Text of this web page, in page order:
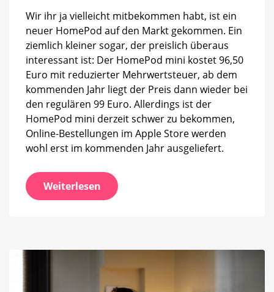
Dot
Wir ihr ja vielleicht mitbekommen habt, ist ein
neuer HomePod auf den Markt gekommen. Ein
ziemlich kleiner sogar, der preislich überaus
interessant ist: Der HomePod mini kostet 96,50
Euro mit reduzierter Mehrwertsteuer, ab dem
kommenden Jahr liegt der Preis dann wieder bei
den regulären 99 Euro. Allerdings ist der
HomePod mini derzeit schwer zu bekommen,
Online-Bestellungen im Apple Store werden
wohl erst im kommenden Jahr ausgeliefert.
Weiterlesen